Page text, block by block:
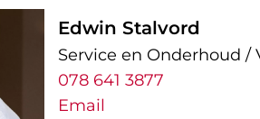
Edwin Stalvord
Service en Onderhoud /
078 641 3877
Email